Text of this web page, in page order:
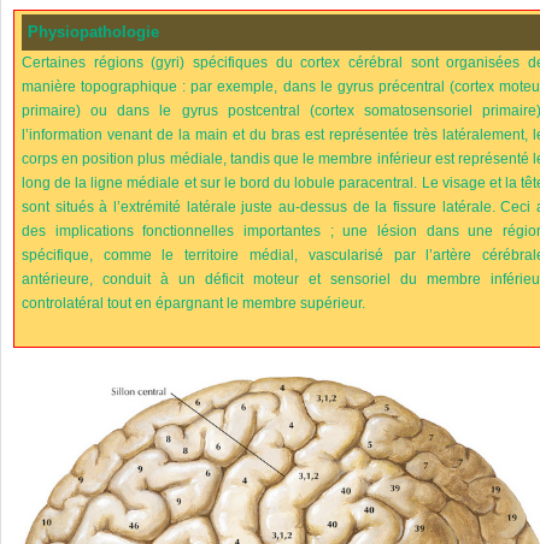
Physiopathologie
Certaines régions (gyri) spécifiques du cortex cérébral sont organisées
manière topographique : par exemple, dans le gyrus précentral (cortex
primaire) ou dans le gyrus postcentral (cortex somatosensoriel
l’information venant de la main et du bras est représentée très latéralement,
corps en position plus médiale, tandis que le membre inférieur est représenté
long de la ligne médiale et sur le bord du lobule paracentral. Le visage et la
sont situés à l’extrémité latérale juste au-dessus de la fissure latérale. Ceci
des implications fonctionnelles importantes ; une lésion dans une
spécifique, comme le territoire médial, vascularisé par l’artère
antérieure, conduit à un déficit moteur et sensoriel du membre
controlatéral tout en épargnant le membre supérieur.